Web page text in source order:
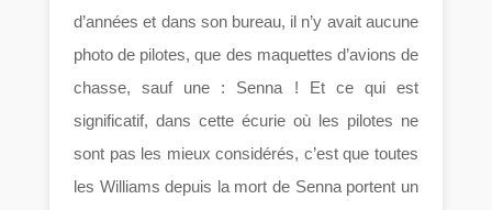
d’années et dans son bureau, il n’y avait aucune
photo de pilotes, que des maquettes d’avions de
chasse, sauf une : Senna ! Et ce qui est
significatif, dans cette écurie où les pilotes ne
sont pas les mieux considérés, c’est que toutes
les Williams depuis la mort de Senna portent un